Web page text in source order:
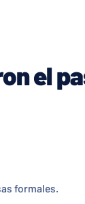
el
formales.